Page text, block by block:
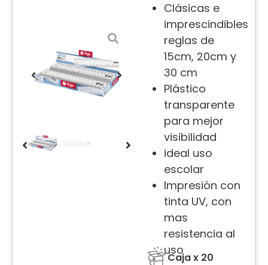
Clásicas e
imprescindibles
reglas de
15cm, 20cm y
30 cm
Plástico
transparente
para mejor
visibilidad
ideal uso
escolar
Impresión con
tinta UV, con
mas
resistencia al
uso
Caja x 20